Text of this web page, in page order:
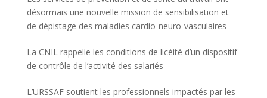
désormais une nouvelle mission de sensibilisation et
de dépistage des maladies cardio-neuro-vasculaires
La CNIL rappelle les conditions de licéité d’un dispositif
de contrôle de l’activité des salariés
L’URSSAF soutient les professionnels impactés par les